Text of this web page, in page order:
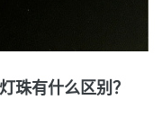
珠有什么区别？